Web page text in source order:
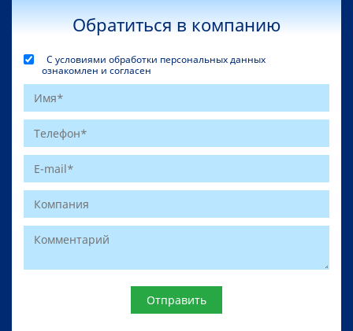
Обратиться в компанию
С условиями обработки персональных данных
ознакомлен и согласен